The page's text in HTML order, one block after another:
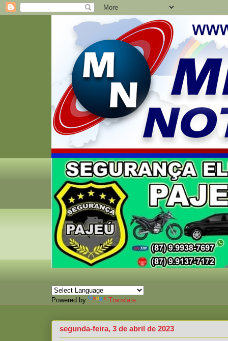
Powered by Translate
segunda-feira, 3 de abril de 2023